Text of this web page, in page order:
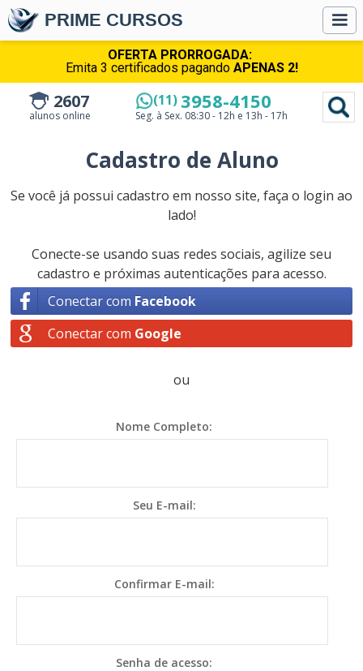
OFERTA PRORROGADA:
Emita 3 certificados pagando APENAS 2!
PRIME CURSOS
2607
alunos online
(11) 3958-4150
Seg. à Sex. 08:30 - 12h e 13h - 17h
Cadastro de Aluno
Se você já possui cadastro em nosso site, faça o login ao
lado!
Conecte-se usando suas redes sociais, agilize seu
cadastro e próximas autenticações para acesso.
Conectar com Facebook
Conectar com Google
ou
Nome Completo:
Seu E-mail:
Confirmar E-mail:
Senha de acesso: